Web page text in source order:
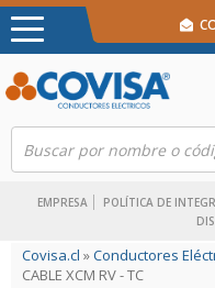
EMPRESA POLÍTICA DE
Covisa.cl »Conductores
CABLE XCM RV - TC